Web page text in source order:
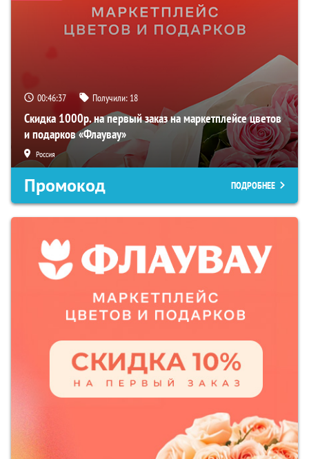
00:46:36 Получили: 18
Скидка 1000р. на первый заказ на маркетплейсе цветов
и подарков «Флаувау»
Россия
Промокод ПОДРОБНЕЕ